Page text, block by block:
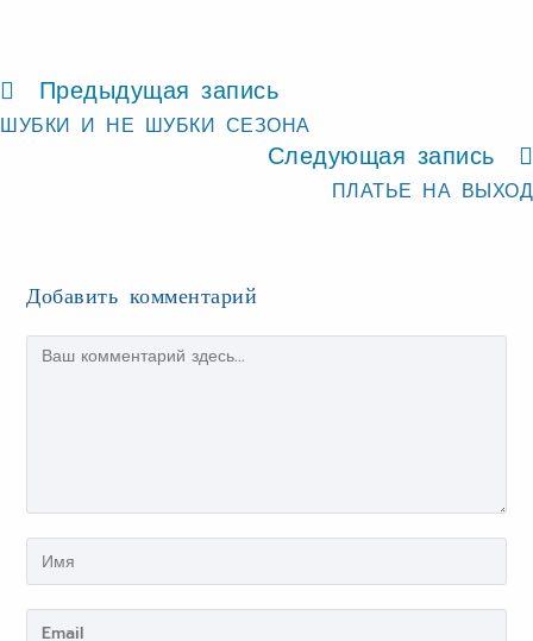
Предыдущая запись
ШУБКИ И НЕ ШУБКИ СЕЗОНА
Следующая запись
ПЛАТЬЕ НА ВЫХОД
Добавить комментарий